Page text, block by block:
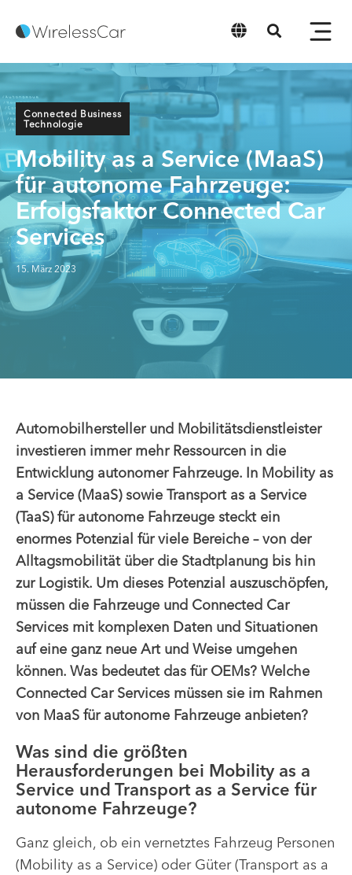
Deutsch
Connected Business
Technologie
Mobility as a Service (MaaS)
für autonome Fahrzeuge:
Erfolgsfaktor Connected Car
Services
15. März 2023
Automobilhersteller und Mobilitätsdienstleister
investieren immer mehr Ressourcen in die
Entwicklung autonomer Fahrzeuge. In Mobility as
a Service (MaaS) sowie Transport as a Service
(TaaS) für autonome Fahrzeuge steckt ein
enormes Potenzial für viele Bereiche – von der
Alltagsmobilität über die Stadtplanung bis hin
zur Logistik. Um dieses Potenzial auszuschöpfen,
müssen die Fahrzeuge und Connected Car
Services mit komplexen Daten und Situationen
auf eine ganz neue Art und Weise umgehen
können. Was bedeutet das für OEMs? Welche
Connected Car Services müssen sie im Rahmen
von MaaS für autonome Fahrzeuge anbieten?
Was sind die größten
Herausforderungen bei Mobility as a
Service und Transport as a Service für
autonome Fahrzeuge?
Ganz gleich, ob ein vernetztes Fahrzeug Personen
(Mobility as a Service) oder Güter (Transport as a